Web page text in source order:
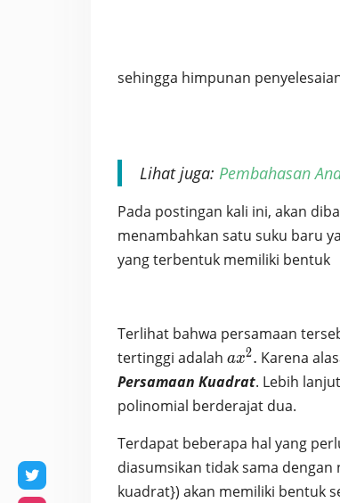
sehingga himpunan
Lihat juga: Pembahasan
Pada postingan kali ini, akan
menambahkan satu suku baru
yang terbentuk memiliki bentuk
Terlihat bahwa persamaan
tertinggi adalah ax^2.
ax2. Karena
Persamaan Kuadrat. Lebih
polinomial berderajat dua.
Terdapat beberapa hal yang
diasumsikan tidak sama dengan
kuadrat}) akan memiliki bentuk